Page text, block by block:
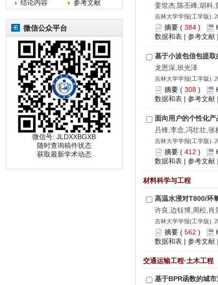
结论内容
参考文献
微信公众平台
微信号: JLDXXBGXB
随时查询稿件状态
获取最新学术动态
姜世杰,陈丕峰,胡科,
吉林大学学报(工学版).
摘要 ( 384 )
数据和表 | 参考文献
基于小波包信包提
龙恩深,班光泽
吉林大学学报(工学版).
摘要 ( 308 )
数据和表 | 参考文献
面向用户的个性化
吕锋,李念,冯壮壮,张
吉林大学学报(工学版).
摘要 ( 412 )
数据和表 | 参考文献
材料科学与工程
高温水浸对T800/环
许良,边钰博,周松,肖
吉林大学学报(工学版).
摘要 ( 562 )
数据和表 | 参考文献
交通运输工程·土木工程
基于BPR函数的城